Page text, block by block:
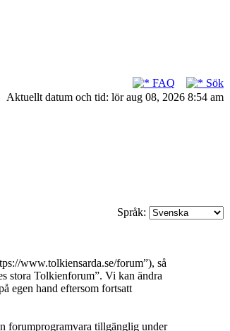
FAQ
Sök
Aktuellt datum och tid: lör aug 08, 2026 8:54 am
Språk:
www.tolkiensarda.se/forum”), så
stora Tolkienforum”. Vi kan ändra
egen hand eftersom fortsatt
forumprogramvara tillgänglig under